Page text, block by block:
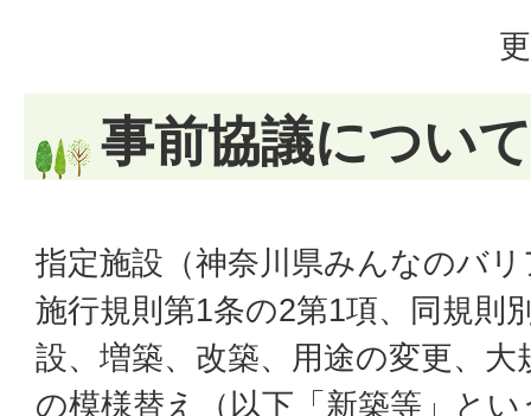
事前協議について
指定施設（神奈川県みんなのバ
施行規則第1条の2第1項、同規則
設、増築、改築、用途の変更、
の模様替え（以下「新築等」と